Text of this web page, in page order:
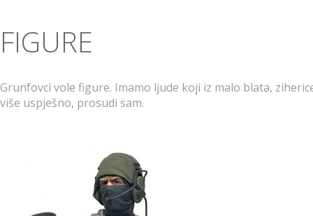
FIGURE
Grunfovci vole figure. Imamo ljude koji iz malo blata,
više uspješno, prosudi sam.